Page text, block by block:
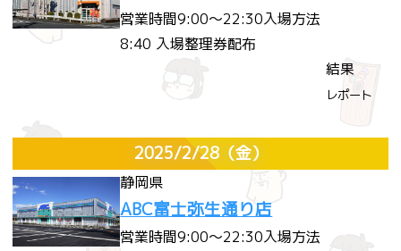
営業時間9:00～22:30入場方法
8:40 入場整理券配布
結果
レポート
2025/2/28（金）
静岡県
ABC富士弥生通り店
営業時間9:00～22:30入場方法